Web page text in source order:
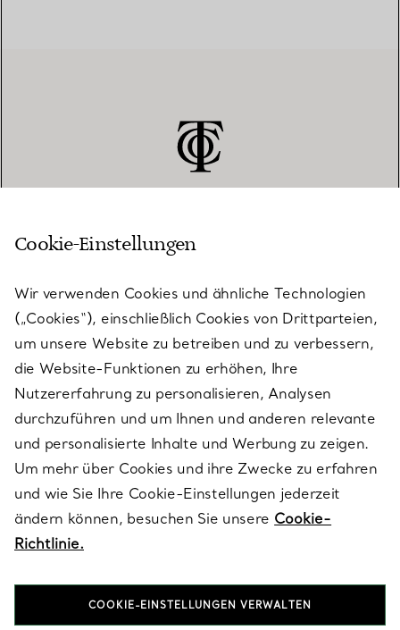
KUNDENSERVICE
SERVICES
ÜBER TIFFANY & CO.
RECHTLICHE HINWEISE
FOLGEN SIE UNS
Cookie-Einstellungen
Wir verwenden Cookies und ähnliche Technologien
(„Cookies“), einschließlich Cookies von Drittparteien,
um unsere Website zu betreiben und zu verbessern,
die Website-Funktionen zu erhöhen, Ihre
Nutzererfahrung zu personalisieren, Analysen
durchzuführen und um Ihnen und anderen relevante
und personalisierte Inhalte und Werbung zu zeigen.
Um mehr über Cookies und ihre Zwecke zu erfahren
und wie Sie Ihre Cookie-Einstellungen jederzeit
ändern können, besuchen Sie unsere Cookie-
Richtlinie.
COOKIE-EINSTELLUNGEN VERWALTEN